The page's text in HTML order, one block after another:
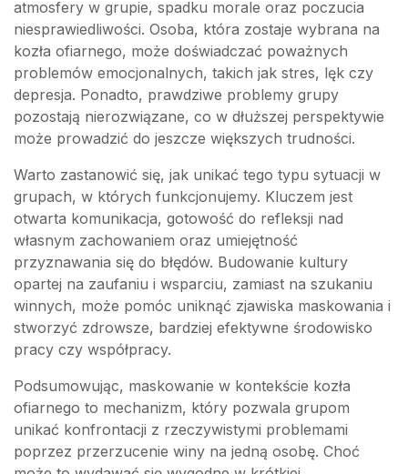
atmosfery w grupie, spadku morale oraz poczucia
niesprawiedliwości. Osoba, która zostaje wybrana na
kozła ofiarnego, może doświadczać poważnych
problemów emocjonalnych, takich jak stres, lęk czy
depresja. Ponadto, prawdziwe problemy grupy
pozostają nierozwiązane, co w dłuższej perspektywie
może prowadzić do jeszcze większych trudności.
Warto zastanowić się, jak unikać tego typu sytuacji w
grupach, w których funkcjonujemy. Kluczem jest
otwarta komunikacja, gotowość do refleksji nad
własnym zachowaniem oraz umiejętność
przyznawania się do błędów. Budowanie kultury
opartej na zaufaniu i wsparciu, zamiast na szukaniu
winnych, może pomóc uniknąć zjawiska maskowania i
stworzyć zdrowsze, bardziej efektywne środowisko
pracy czy współpracy.
Podsumowując, maskowanie w kontekście kozła
ofiarnego to mechanizm, który pozwala grupom
unikać konfrontacji z rzeczywistymi problemami
poprzez przerzucenie winy na jedną osobę. Choć